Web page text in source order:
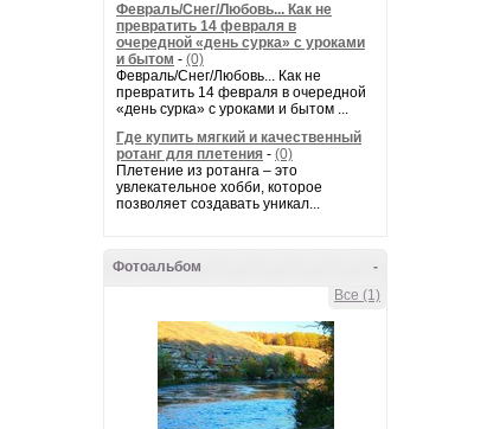
Февраль/Снег/Любовь... Как не
превратить 14 февраля в
очередной «день сурка» с уроками
и бытом - (0)
Февраль/Снег/Любовь... Как не
превратить 14 февраля в очередной
«день сурка» с уроками и бытом ...
Где купить мягкий и качественный
ротанг для плетения - (0)
Плетение из ротанга – это
увлекательное хобби, которое
позволяет создавать уникал...
-
Фотоальбом
Все (1)